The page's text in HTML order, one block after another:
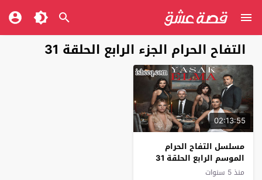
التفاح الحرام الجزء الرابع الحلقة 31
02:13:55
مسلسل التفاح الحرام
الموسم الرابع الحلقة 31
منذ 5 سنوات